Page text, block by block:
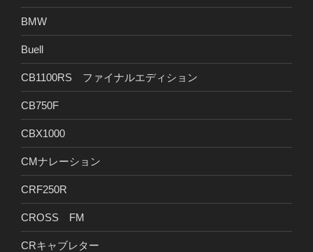
BMW
Buell
CB1100RS ファイナルエディション
CB750F
CBX1000
CMナレーション
CRF250R
CROSS FM
CRキャブレター